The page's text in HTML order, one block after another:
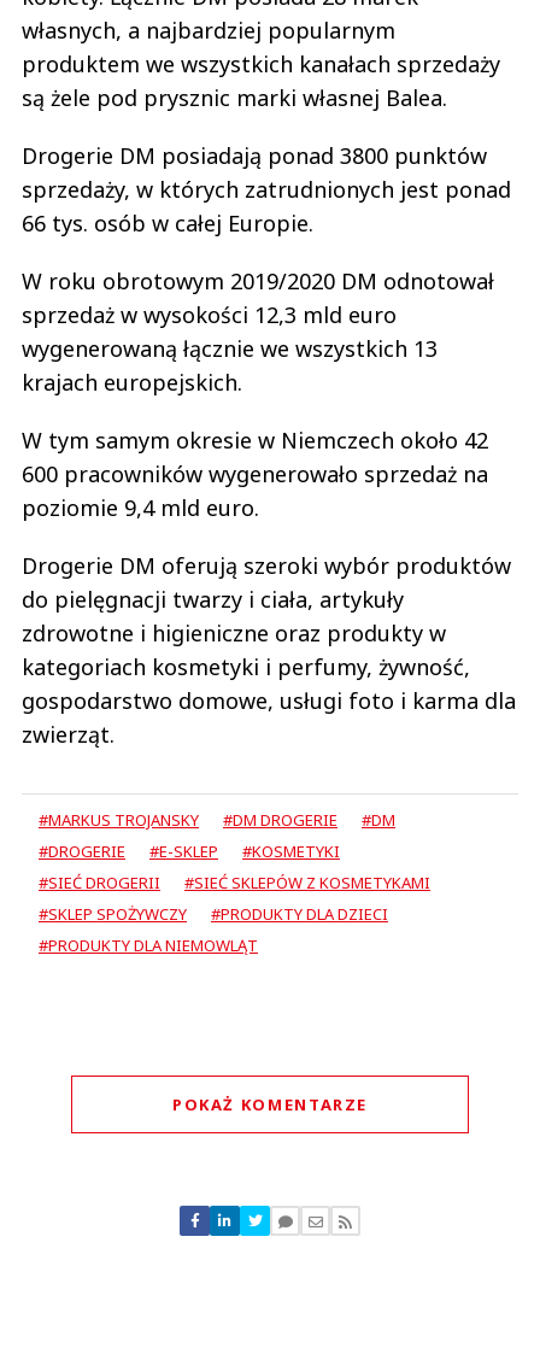
własnych, a najbardziej popularnym
produktem we wszystkich kanałach sprzedaży
są żele pod prysznic marki własnej Balea.
Drogerie DM posiadają ponad 3800 punktów
sprzedaży, w których zatrudnionych jest ponad
66 tys. osób w całej Europie.
W roku obrotowym 2019/2020 DM odnotował
sprzedaż w wysokości 12,3 mld euro
wygenerowaną łącznie we wszystkich 13
krajach europejskich.
W tym samym okresie w Niemczech około 42
600 pracowników wygenerowało sprzedaż na
poziomie 9,4 mld euro.
Drogerie DM oferują szeroki wybór produktów
do pielęgnacji twarzy i ciała, artykuły
zdrowotne i higieniczne oraz produkty w
kategoriach kosmetyki i perfumy, żywność,
gospodarstwo domowe, usługi foto i karma dla
zwierząt.
#MARKUS TROJANSKY #DM DROGERIE
#DM
#DROGERIE
#E-SKLEP
#KOSMETYKI
#SIEĆ DROGERII
#SIEĆ SKLEPÓW Z KOSMETYKAMI
#SKLEP SPOŻYWCZY
#PRODUKTY DLA DZIECI
#PRODUKTY DLA NIEMOWLĄT
POKAŻ KOMENTARZE